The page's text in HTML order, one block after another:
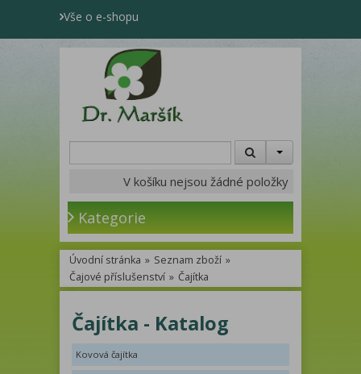
Vše o e-shopu
V košíku nejsou žádné položky
Kategorie
Úvodní stránka » Seznam zboží »
Čajové příslušenství » Čajítka
Čajítka - Katalog
Kovová čajítka